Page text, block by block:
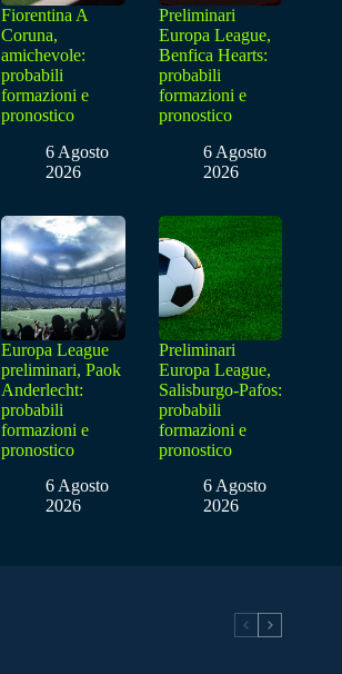
Fiorentina A
Coruna,
amichevole:
probabili
formazioni e
pronostico
6 Agosto
2026
Preliminari
Europa League,
Benfica Hearts:
probabili
formazioni e
pronostico
6 Agosto
2026
Europa League
preliminari, Paok
Anderlecht:
probabili
formazioni e
pronostico
6 Agosto
2026
Preliminari
Europa League,
Salisburgo-Pafos:
probabili
formazioni e
pronostico
6 Agosto
2026